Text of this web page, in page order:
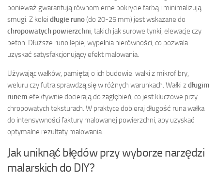
ponieważ gwarantują równomierne pokrycie farbą i minimalizują
smugi. Z kolei długie runo(do 20-25 mm) jest wskazane do
chropowatych powierzchni, takich jak surowe tynki, elewacje czy
beton. Dłuższe runo lepiej wypełnia nierówności, co pozwala
uzyskać satysfakcjonujący efekt malowania.
Używając wałków, pamiętaj o ich budowie: wałki z mikrofibry,
weluru czy futra sprawdzą się w różnych warunkach. Wałki zdługim
runem efektywnie docierają do zagłębień, co jest kluczowe przy
chropowatych teksturach. W praktyce dobieraj długość runa wałka
do intensywności faktury malowanej powierzchni, aby uzyskać
optymalne rezultaty malowania.
Jak uniknąć błędów przy wyborze narzędzi
malarskich do DIY?